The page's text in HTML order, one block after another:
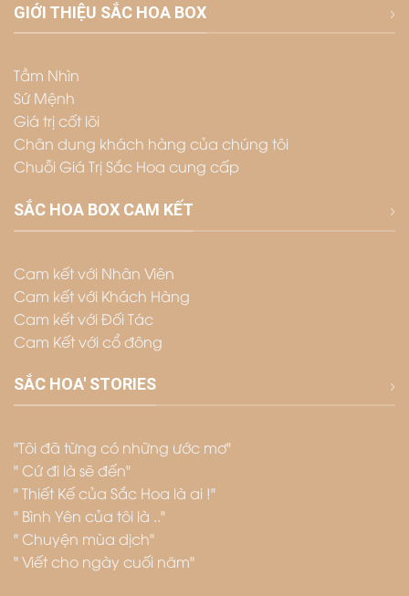
GIỚI THIỆU SẮC HOA BOX
Tầm Nhìn
Sứ Mệnh
Giá trị cốt lõi
Chân dung khách hàng của chúng tôi
Chuỗi Giá Trị Sắc Hoa cung cấp
SẮC HOA BOX CAM KẾT
Cam kết với Nhân Viên
Cam kết với Khách Hàng
Cam kết với Đối Tác
Cam Kết với cổ đông
SẮC HOA' STORIES
"Tôi đã từng có những ước mơ"
" Cứ đi là sẽ đến"
" Thiết Kế của Sắc Hoa là ai !"
" Bình Yên của tôi là .."
" Chuyện mùa dịch"
" Viết cho ngày cuối năm"